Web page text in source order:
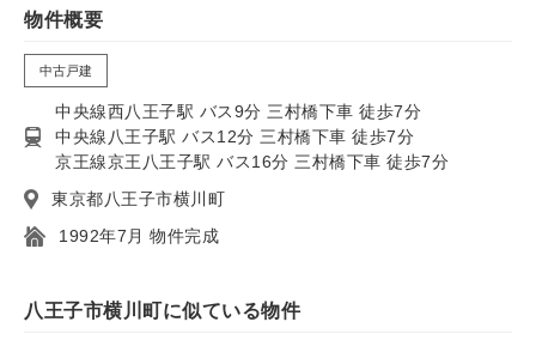
物件概要
中古戸建
中央線西八王子駅 バス9分 三村橋下車 徒歩7分
中央線八王子駅 バス12分 三村橋下車 徒歩7分
京王線京王八王子駅 バス16分 三村橋下車 徒歩7分
東京都八王子市横川町
1992年7月 物件完成
八王子市横川町に似ている物件